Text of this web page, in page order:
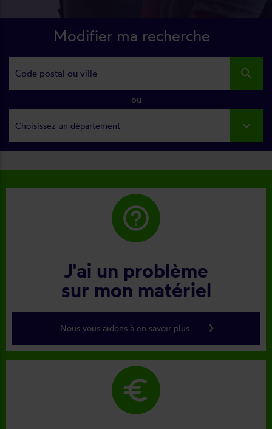
Modifier ma recherche
search
ou
Choisissez un département
help_outline
J'ai un problème
sur mon matériel
Nous vous aidons à en savoir plus keyboard_arrow_right
euro